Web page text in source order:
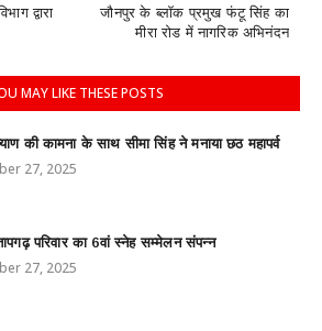
जौनपुर के ब्लॉक प्रमुख फंटू सिंह का
मीरा रोड में नागरिक अभिनंदन
द्वारा
MAY LIKE THESE POSTS
की कामना के साथ सीमा सिंह ने मनाया छठ महापर्व
27, 2025
परिवार का 6वां स्नेह सम्मेलन संपन्न
27, 2025